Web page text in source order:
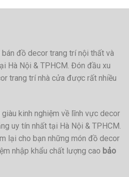
đồ decor trang trí nội thất và
Hà Nội & TPHCM. Đón đầu xu
trang trí nhà cửa được rất nhiều
kinh nghiệm về lĩnh vực decor
uy tín nhất tại Hà Nội & TPHCM.
lại cho bạn những món đồ decor
nhập khẩu chất lượng cao bảo